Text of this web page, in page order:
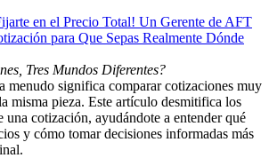
en el Precio Total! Un Gerente de AFT
para Que Sepas Realmente Dónde
Tres Mundos Diferentes?
menudo significa comparar cotizaciones muy
misma pieza. Este artículo desmitifica los
una cotización, ayudándote a entender qué
y cómo tomar decisiones informadas más